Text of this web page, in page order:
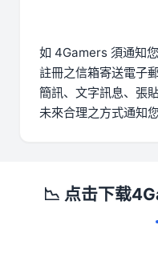
如 4Gamers 須通知
註冊之信箱寄送電子
簡訊、文字訊息、張
未來合理之方式通知
📉 点击下载